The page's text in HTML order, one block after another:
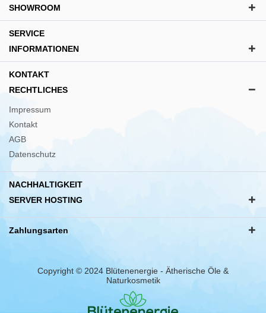
SHOWROOM
SERVICE
INFORMATIONEN
KONTAKT
RECHTLICHES
Impressum
Kontakt
AGB
Datenschutz
NACHHALTIGKEIT
SERVER HOSTING
Zahlungsarten
Copyright © 2024 Blütenenergie - Ätherische Öle &
Naturkosmetik